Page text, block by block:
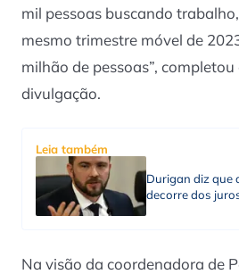
mil pessoas buscando
mesmo trimestre móvel de
milhão de pessoas”,
divulgação.
Leia também
Durigan diz que
decorre dos
Na visão da coordenadora de